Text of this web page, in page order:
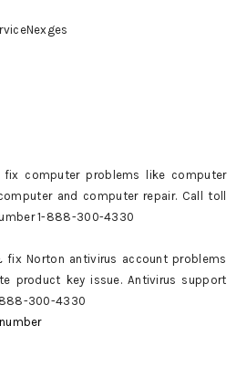
computer problems like computer
and computer repair. Call toll
1-888-300-4330
Norton antivirus account problems
product key issue. Antivirus support
888-300-4330